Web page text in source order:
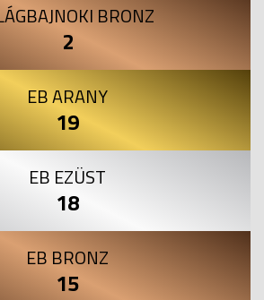
BRONZ
2
EB ARANY
19
EB EZÜST
18
EB BRONZ
15